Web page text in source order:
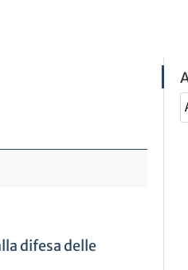
difesa delle